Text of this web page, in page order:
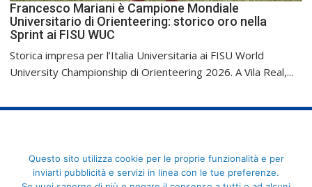
Francesco Mariani è Campione Mondiale
Universitario di Orienteering: storico oro nella
Sprint ai FISU WUC
Storica impresa per l’Italia Universitaria ai FISU World
University Championship di Orienteering 2026. A Vila Real,...
FederCUSI: Federazione Italiana dello Sport Universitario - Via
Angelo Brofferio, 7 - 00195 Roma - C.F. 80109270589
Questo sito utilizza cookie per le proprie funzionalità e per
inviarti pubblicità e servizi in linea con le tue preferenze.